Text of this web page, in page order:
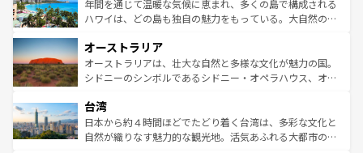
ンメントが詰まった刺激的なスポットだ。一方、アメリカ
西部には大自然が広がり、グランドキャニオンやイエロー
部のニューオーリンズでは、音楽と美食が融合した独特の
文化が魅力。旅行者はアメリカの各地域で異なる魅力を楽
しみながら、その多様性と豊かな歴史を感じることができ
ならではの贅沢な旅のスタイルだ。 なお、新着のアメリカ
情報はコンテンツ一覧を参照してほしい。
年間を通じて温暖な気候に恵まれ、多くの島で構成される
ハワイは、どの島も独自の魅力をもっている。大自然の神
ワイ島は見逃せない。また、定番の観光地といえばオアフ
島だが、静かな自然を求めるならマウイ島やカウアイ島が
おすすめ。エメラルドグリーンに輝く海をはじめ、豊かな
れるおもてなしの心で訪れる人々を迎えてくれるハワイの
人々、おいしいローカルフードやハワイアンミュージッ
ク、伝統的なフラダンスなど、すべてがハワイの魅力を彩
オーストラリア
オーストラリアは、壮大な自然と多様な文化が魅力の国。
シドニーのシンボルであるシドニー・オペラハウス、オー
リアリーフや大陸中央部にそびえるウルル（エアーズロッ
ク）、タスマニアの美しい原生林やケアンズの熱帯雨林な
ど、見どころがたくさん。また、カフェやワイン、オージ
台湾
日本から約４時間ほどでたどり着く台湾は、多彩な文化と
自然が織りなす魅力的な観光地。活気あふれる大都市の台